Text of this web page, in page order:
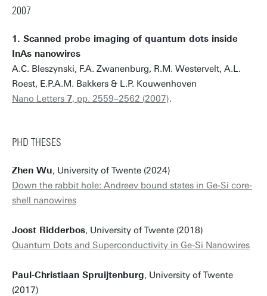
2007
1. Scanned probe imaging of quantum dots inside
InAs nanowires
A.C. Bleszynski, F.A. Zwanenburg, R.M. Westervelt, A.L.
Roest, E.P.A.M. Bakkers & L.P. Kouwenhoven
Nano Letters 7, pp. 2559–2562 (2007).
PHD THESES
Zhen Wu, University of Twente (2024)
Down the rabbit hole: Andreev bound states in Ge-Si core-
shell nanowires
Joost Ridderbos, University of Twente (2018)
Quantum Dots and Superconductivity in Ge-Si Nanowires
Paul-Christiaan Spruijtenburg, University of Twente
(2017)